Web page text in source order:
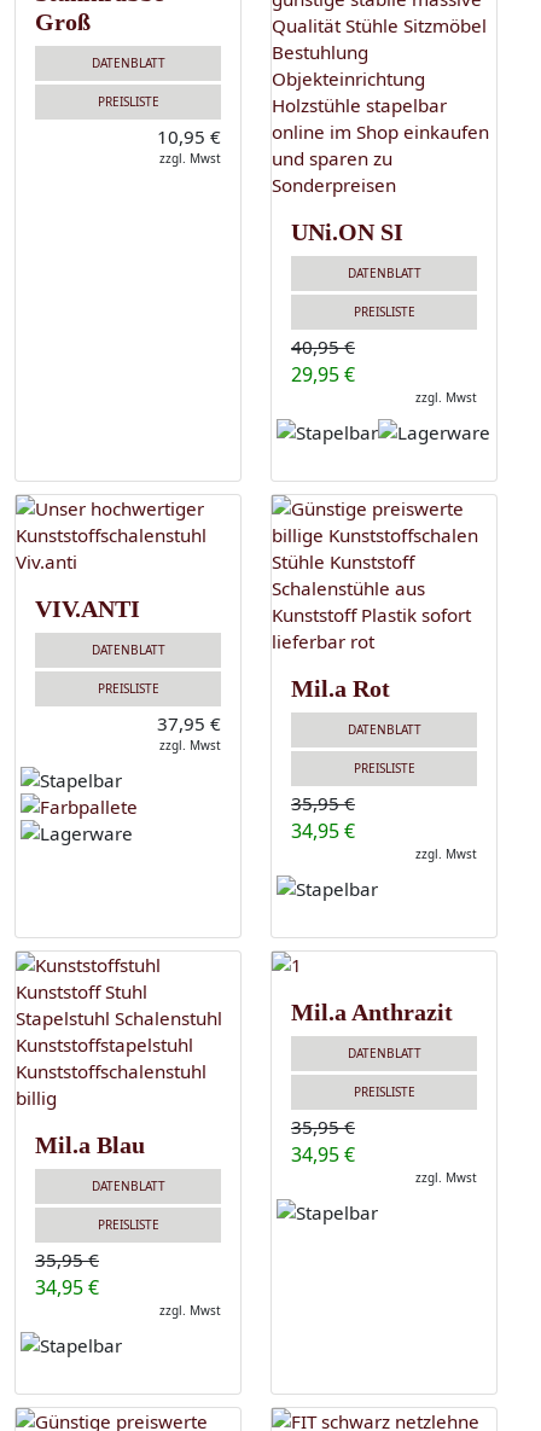
Groß
DATENBLATT
PREISLISTE
10,95 €
zzgl. Mwst
UNi.ON SI
DATENBLATT
PREISLISTE
40,95 €
29,95 €
zzgl. Mwst
VIV.ANTI
DATENBLATT
PREISLISTE
37,95 €
zzgl. Mwst
Mil.a Rot
DATENBLATT
PREISLISTE
35,95 €
34,95 €
zzgl. Mwst
Mil.a Blau
DATENBLATT
PREISLISTE
35,95 €
34,95 €
zzgl. Mwst
Mil.a Anthrazit
DATENBLATT
PREISLISTE
35,95 €
34,95 €
zzgl. Mwst